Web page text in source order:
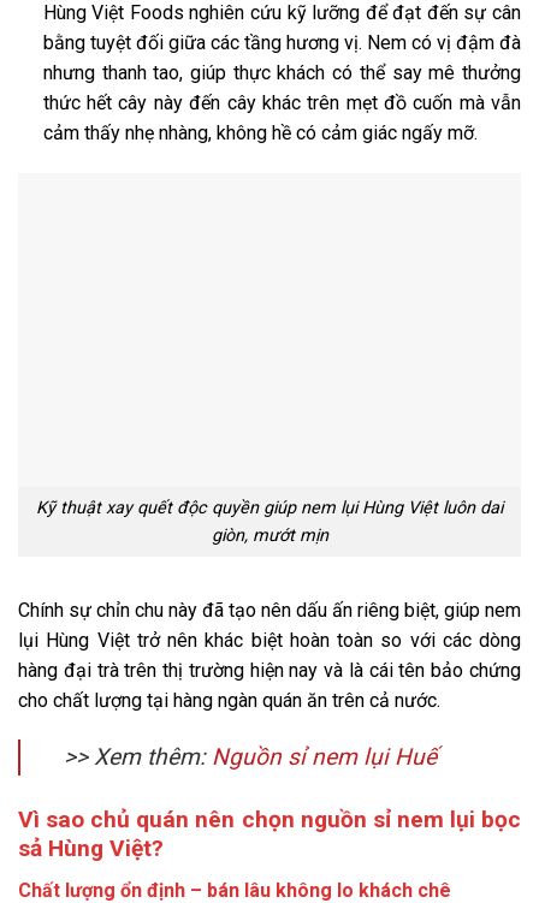
Hùng Việt Foods nghiên cứu kỹ lưỡng để đạt đến sự cân
bằng tuyệt đối giữa các tầng hương vị. Nem có vị đậm đà
nhưng thanh tao, giúp thực khách có thể say mê thưởng
thức hết cây này đến cây khác trên mẹt đồ cuốn mà vẫn
cảm thấy nhẹ nhàng, không hề có cảm giác ngấy mỡ.
Kỹ thuật xay quết độc quyền giúp nem lụi Hùng Việt luôn dai
giòn, mướt mịn
Chính sự chỉn chu này đã tạo nên dấu ấn riêng biệt, giúp nem
lụi Hùng Việt trở nên khác biệt hoàn toàn so với các dòng
hàng đại trà trên thị trường hiện nay và là cái tên bảo chứng
cho chất lượng tại hàng ngàn quán ăn trên cả nước.
>> Xem thêm: Nguồn sỉ nem lụi Huế
Vì sao chủ quán nên chọn nguồn sỉ nem lụi bọc
sả Hùng Việt?
Chất lượng ổn định – bán lâu không lo khách chê